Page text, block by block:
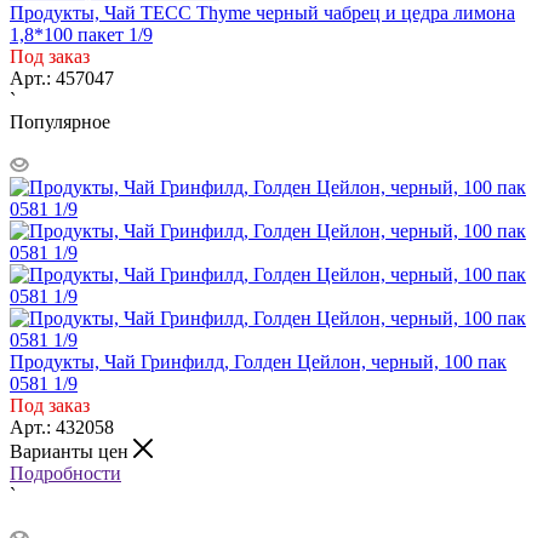
Продукты, Чай ТЕСС Thyme черный чабрец и цедра лимона
1,8*100 пакет 1/9
Под заказ
Арт.: 457047
`
Популярное
Продукты, Чай Гринфилд, Голден Цейлон, черный, 100 пак
0581 1/9
Под заказ
Арт.: 432058
Варианты цен
Подробности
`